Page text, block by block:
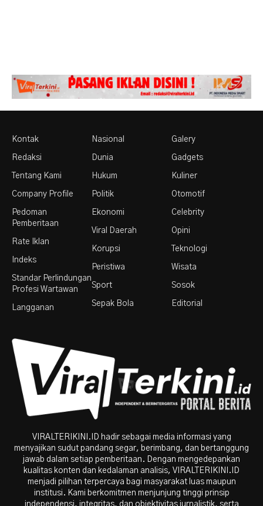
Kontak
Redaksi
Tentang Kami
Company Profile
Pedoman
Pemberitaan
Rate Iklan
Indeks
Standar Perlindungan
Profesi Wartawan
Langganan
Nasional
Dunia
Hukum
Politik
Ekonomi
Viral Daerah
Korupsi
Peristiwa
Sport
Sepak Bola
Galery
Gadgets
Kuliner
Otomotif
Celebrity
Opini
Teknologi
Wisata
Sosok
Editorial
VIRALTERIKINI.ID hadir sebagai media informasi yang
menyajikan sudut pandang segar, berimbang, dan bertanggung
jawab dalam setiap pemberitaan. Dengan mengedepankan
kualitas konten dan kedalaman analisis, VIRALTERIKINI.ID
menjadi pilihan terpercaya bagi masyarakat luas maupun
institusi. Kami berkomitmen menjunjung tinggi prinsip
independensi, integritas, dan objektivitas jurnalistik, serta